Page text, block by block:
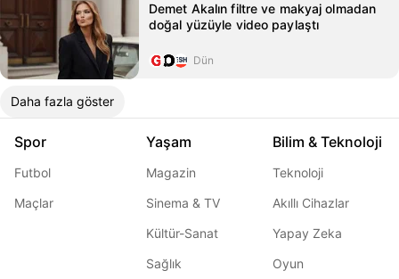
Demet Akalın filtre ve makyaj olmadan
doğal yüzüyle video paylaştı
Dün
Daha fazla göster
Spor
Futbol
Maçlar
Yaşam
Magazin
Sinema & TV
Kültür-Sanat
Sağlık
Bilim & Teknoloji
Teknoloji
Akıllı Cihazlar
Yapay Zeka
Oyun